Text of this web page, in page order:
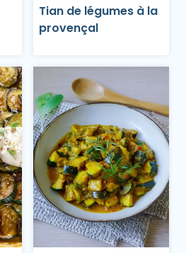
Tian de légumes à la
provençal